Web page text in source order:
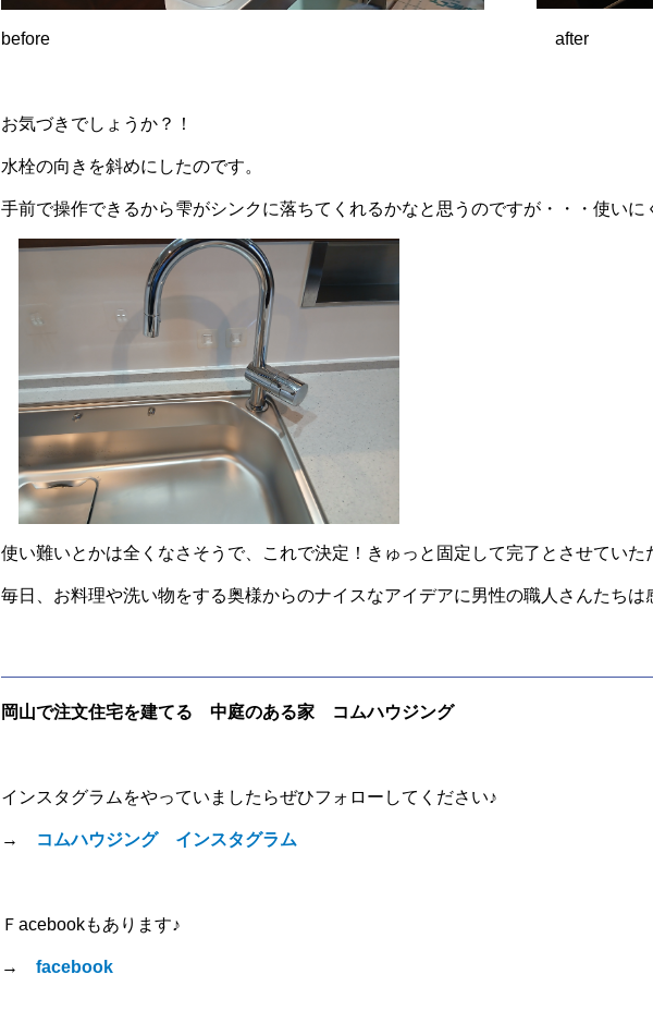
before after
お気づきでしょうか？！
水栓の向きを斜めにしたのです。
手前で操作できるから雫がシンクに落ちてくれるかなと思うのですが・・・使いに
使い難いとかは全くなさそうで、これで決定！きゅっと固定して完了とさせていた
毎日、お料理や洗い物をする奥様からのナイスなアイデアに男性の職人さんたち
岡山で注文住宅を建てる 中庭のある家 コムハウジング
インスタグラムをやっていましたらぜひフォローしてください♪
→ コムハウジング インスタグラム
Ｆacebookもあります♪
→ facebook